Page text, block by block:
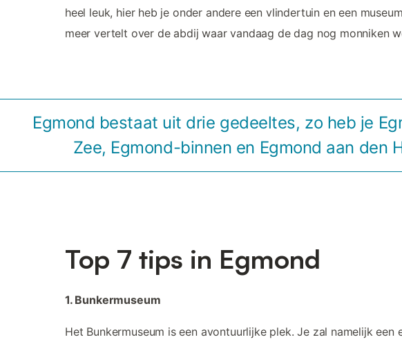
heel leuk, hier heb je onder andere een vlindertuin en een
meer vertelt over de abdij waar vandaag de dag nog monniken
Egmond bestaat uit drie gedeeltes, zo heb je
Zee, Egmond-binnen en Egmond aan den
Top 7 tips in Egmond
1. Bunkermuseum
Het Bunkermuseum is een avontuurlijke plek. Je zal namelijk een